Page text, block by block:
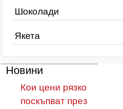
Шоколади
Якета
Новини
Кои цени рязко
поскъпват през